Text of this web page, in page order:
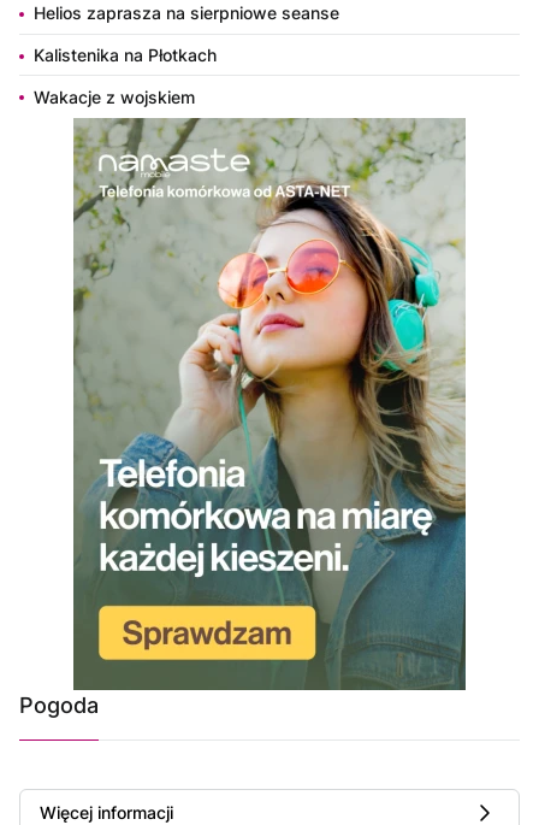
Helios zaprasza na sierpniowe seanse
Kalistenika na Płotkach
Wakacje z wojskiem
Pogoda
Więcej informacji